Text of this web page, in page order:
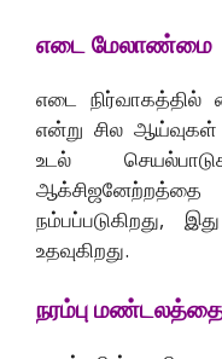
எடை மேலாண்மை
எடை நிர்வாகத்தில்
என்று சில ஆய்வுகள்
உடல்
நம்பப்படுகிறது,
உதவுகிறது.
நரம்பு மண்டலத்தை